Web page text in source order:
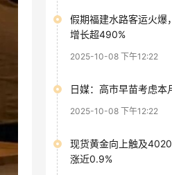
假期福建水路客运火爆
增长超490%
2025-10-08 下午12:22
日媒：高市早苗考虑本
2025-10-08 下午12:22
现货黄金向上触及
涨近0.9%